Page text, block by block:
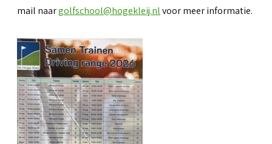
mail naargolfschool@hogekleij.nlvoor meer informatie.